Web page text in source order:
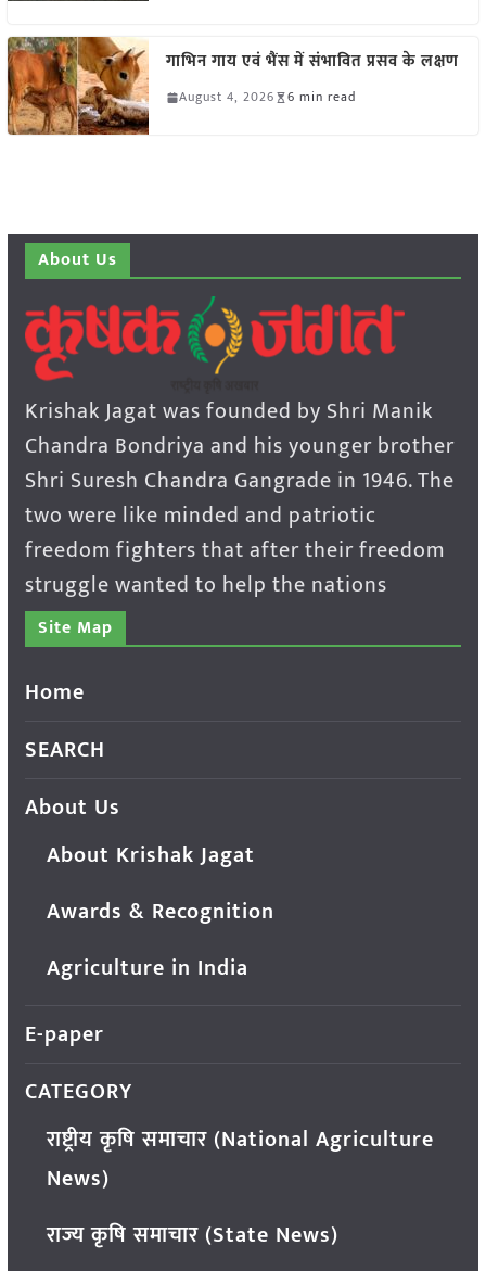
गाभिन गाय एवं भैंस में संभावित प्रसव के लक्षण
August 4, 2026 6 min read
About Us
Krishak Jagat was founded by Shri Manik
Chandra Bondriya and his younger brother
Shri Suresh Chandra Gangrade in 1946. The
two were like minded and patriotic
freedom fighters that after their freedom
struggle wanted to help the nations
Site Map
Home
SEARCH
About Us
About Krishak Jagat
Awards & Recognition
Agriculture in India
E-paper
CATEGORY
राष्ट्रीय कृषि समाचार (National Agriculture
News)
राज्य कृषि समाचार (State News)